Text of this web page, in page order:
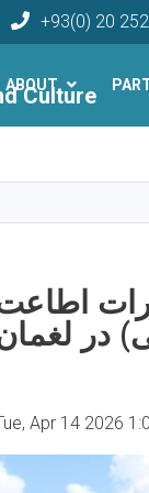
Culture
+93(0) 20
ABOUT
Apr 14 2026